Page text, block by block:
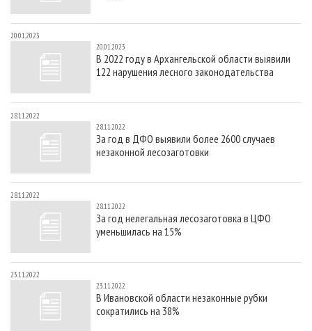
20.01.2023
20.01.2023
В 2022 году в Архангельской области выявили
122 нарушения лесного законодательства
28.11.2022
28.11.2022
За год в ДФО выявили более 2600 случаев
незаконной лесозаготовки
28.11.2022
28.11.2022
За год нелегальная лесозаготовка в ЦФО
уменьшилась на 15%
23.11.2022
23.11.2022
В Ивановской области незаконные рубки
сократились на 38%